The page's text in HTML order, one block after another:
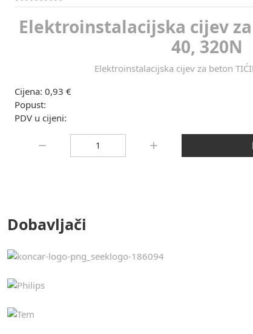
Elektroinstalacijska cijev za
40, 320N
Elektroinstalacijska cijev za beton
Cijena: 0,93 €
Popust:
PDV u cijeni:
Dobavljači